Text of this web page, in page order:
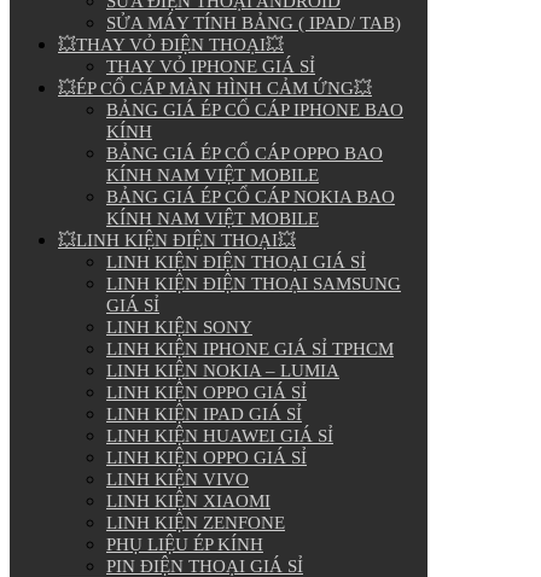
SỬA MÁY TÍNH BẢNG ( IPAD/ TAB)
💥THAY VỎ ĐIỆN THOẠI💥
THAY VỎ IPHONE GIÁ SỈ
💥ÉP CỔ CÁP MÀN HÌNH CẢM ỨNG💥
BẢNG GIÁ ÉP CỔ CÁP IPHONE BAO
KÍNH
BẢNG GIÁ ÉP CỔ CÁP OPPO BAO
KÍNH NAM VIỆT MOBILE
BẢNG GIÁ ÉP CỔ CÁP NOKIA BAO
KÍNH NAM VIỆT MOBILE
💥LINH KIỆN ĐIỆN THOẠI💥
LINH KIỆN ĐIỆN THOẠI GIÁ SỈ
LINH KIỆN ĐIỆN THOẠI SAMSUNG
GIÁ SỈ
LINH KIỆN SONY
LINH KIỆN IPHONE GIÁ SỈ TPHCM
LINH KIỆN NOKIA – LUMIA
LINH KIỆN OPPO GIÁ SỈ
LINH KIỆN IPAD GIÁ SỈ
LINH KIỆN HUAWEI GIÁ SỈ
LINH KIỆN OPPO GIÁ SỈ
LINH KIỆN VIVO
LINH KIỆN XIAOMI
LINH KIỆN ZENFONE
PHỤ LIỆU ÉP KÍNH
PIN ĐIỆN THOẠI GIÁ SỈ